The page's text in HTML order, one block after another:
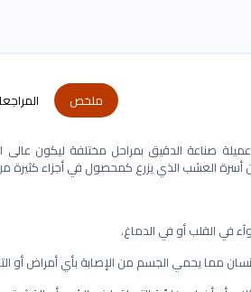
ملخص
صناعة الدقيق بمراحل مختلفة ليكون عالى
أسرة العشب الذي يزرع كمحصول في أجزاء كثيرة
في القلب أو في الدماغ.
مما يحمي الجسم من الإصابة بأي أمراض أو